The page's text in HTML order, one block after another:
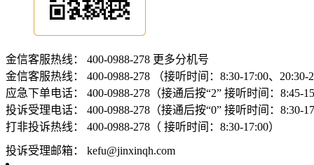
金信客服热线： 400-0988-278 更多分机号
金信客服热线：
400-0988-278 （接听时间：8:30-17:00、20:30-
应急下单电话：
400-0988-278（接通后按“2” 接听时间：8:45-
投诉受理电话：
400-0988-278（接通后按“0” 接听时间：8:30-
打非投诉热线：
400-0988-278（ 接听时间：8:30-17:00）
投诉受理邮箱：
kefu@jinxinqh.com